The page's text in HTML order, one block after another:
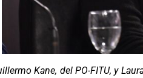
Kane, del PO-FITU, y